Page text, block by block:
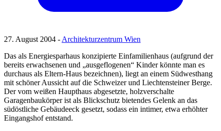
27. August 2004 -Architekturzentrum Wien
Das als Energiesparhaus konzipierte Einfamilienhaus (aufgrund der
bereits erwachsenen und „ausgeflogenen“ Kinder könnte man es
durchaus als Eltern-Haus bezeichnen), liegt an einem Südwesthang
mit schöner Aussicht auf die Schweizer und Liechtensteiner Berge.
Der vom weißen Haupthaus abgesetzte, holzverschalte
Garagenbaukörper ist als Blickschutz bietendes Gelenk an das
südöstliche Gebäudeeck gesetzt, sodass ein intimer, etwa erhöhter
Eingangshof entstand.